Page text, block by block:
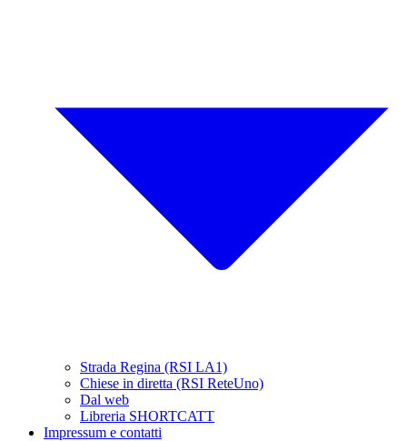
Strada Regina (RSI LA1)
Chiese in diretta (RSI ReteUno)
Dal web
Libreria SHORTCATT
Impressum e contatti